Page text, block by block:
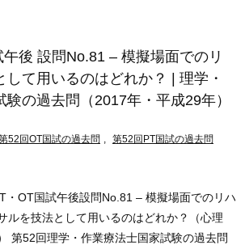
後 設問No.81 – 模擬場面でのリ
して用いるのはどれか？ | 理学・
の過去問（2017年・平成29年）
52回OT国試の過去問 , 第52回PT国試の過去問
・OT国試午後設問No.81 – 模擬場面でのリハ
ルを技法として用いるのはどれか？（心理
第52回理学・作業療法士国家試験の過去問